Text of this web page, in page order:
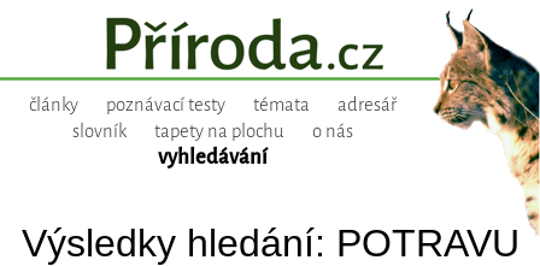
články poznávací testy témata
adresář
slovník
tapety na plochu o nás
vyhledávání
Výsledky hledání: POTRAVU